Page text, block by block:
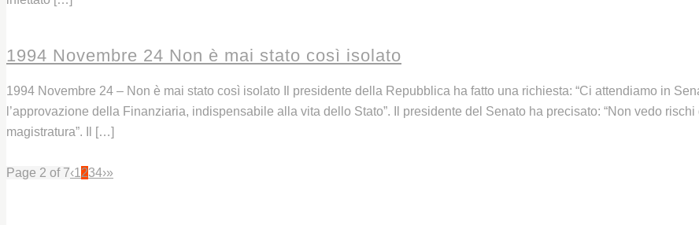
1994 Novembre 24 Non è mai stato così isolato
1994 Novembre 24 – Non è mai stato così isolato Il presidente della Repubblica ha fatto una richiesta: “Ci attendiamo in
l’approvazione della Finanziaria, indispensabile alla vita dello Stato”. Il presidente del Senato ha precisato: “Non vedo
magistratura”. Il […]
Page 2 of 7‹1 234›»